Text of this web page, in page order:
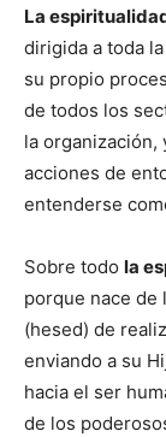
La
dirigida a toda
su propio
de todos los
la organización,
acciones de
entenderse
Sobre todo la
porque nace de
(hesed) de
enviando a su
hacia el ser
de los